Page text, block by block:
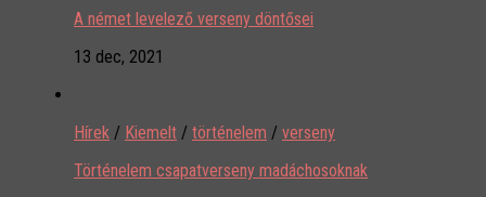
A német levelező verseny döntősei
13 dec, 2021
Hírek / Kiemelt / történelem / verseny
Történelem csapatverseny madáchosoknak